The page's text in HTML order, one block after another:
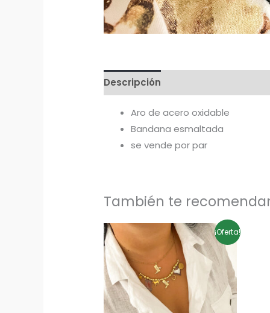
Descripción
Aro de acero oxidable
Bandana esmaltada
se vende por par
También te
¡Oferta!
El
era:
29,90€.
El
precio
actual
es:
24,90€.